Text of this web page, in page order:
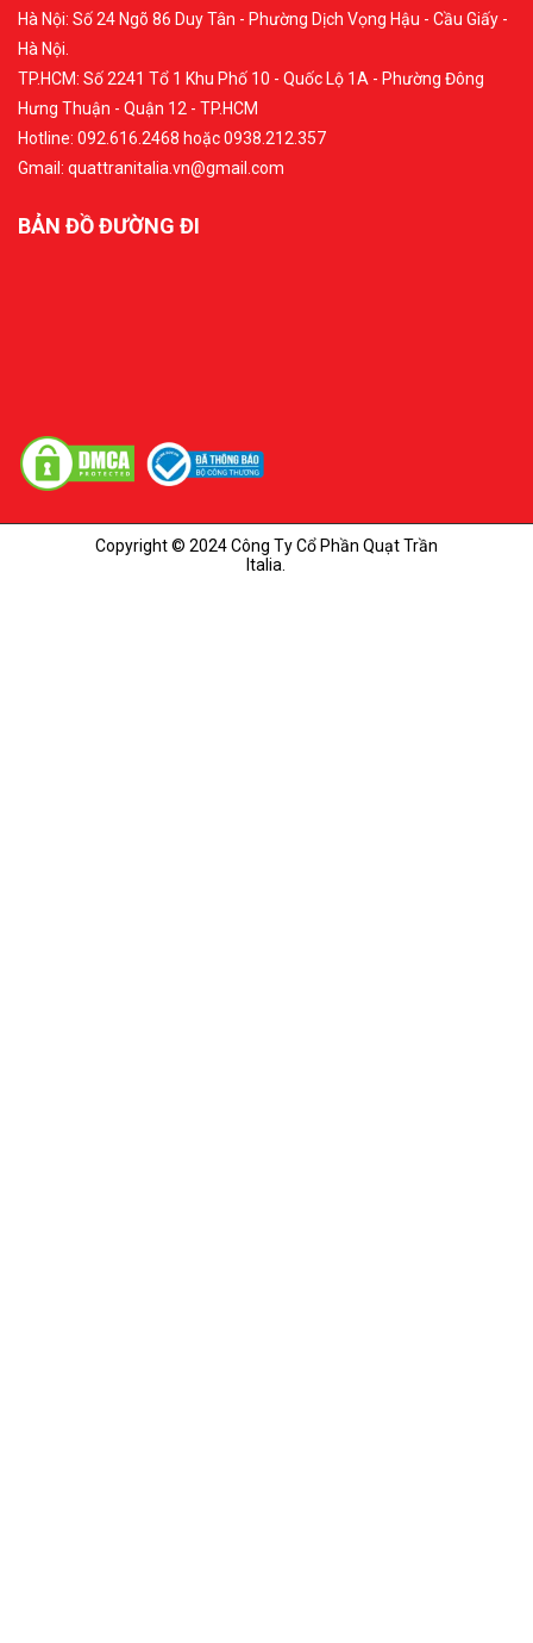
Hà Nội: Số 24 Ngõ 86 Duy Tân - Phường Dịch Vọng Hậu - Cầu Giấy -
Hà Nội.
TP.HCM: Số 2241 Tổ 1 Khu Phố 10 - Quốc Lộ 1A - Phường Đông
Hưng Thuận - Quận 12 - TP.HCM
Hotline: 092.616.2468 hoặc 0938.212.357
Gmail: quattranitalia.vn@gmail.com
BẢN ĐỒ ĐƯỜNG ĐI
Copyright © 2024 Công Ty Cổ Phần Quạt Trần
Italia.